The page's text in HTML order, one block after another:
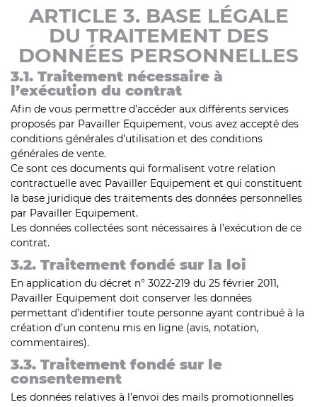
ARTICLE 3. BASE LÉGALE
DU TRAITEMENT DES
DONNÉES PERSONNELLES
3.1. Traitement nécessaire à
l’exécution du contrat
Afin de vous permettre d’accéder aux différents services
proposés par Pavailler Equipement, vous avez accepté des
conditions générales d’utilisation et des conditions
générales de vente.
Ce sont ces documents qui formalisent votre relation
contractuelle avec Pavailler Equipement et qui constituent
la base juridique des traitements des données personnelles
par Pavailler Equipement.
Les données collectées sont nécessaires à l’exécution de ce
contrat.
3.2. Traitement fondé sur la loi
En application du décret n° 3022-219 du 25 février 2011,
Pavailler Equipement doit conserver les données
permettant d’identifier toute personne ayant contribué à la
création d’un contenu mis en ligne (avis, notation,
commentaires).
3.3. Traitement fondé sur le
consentement
Les données relatives à l’envoi des mails promotionnelles